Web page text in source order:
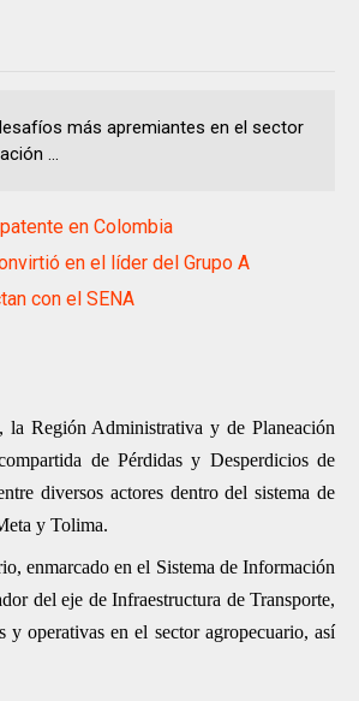
más apremiantes en el sector
...
en Colombia
en el líder del Grupo A
con el SENA
la Región Administrativa y de Planeación
de Pérdidas y Desperdicios de
diversos actores dentro del sistema de
y Tolima.
enmarcado en el Sistema de Información
del eje de Infraestructura de Transporte,
operativas en el sector agropecuario, así